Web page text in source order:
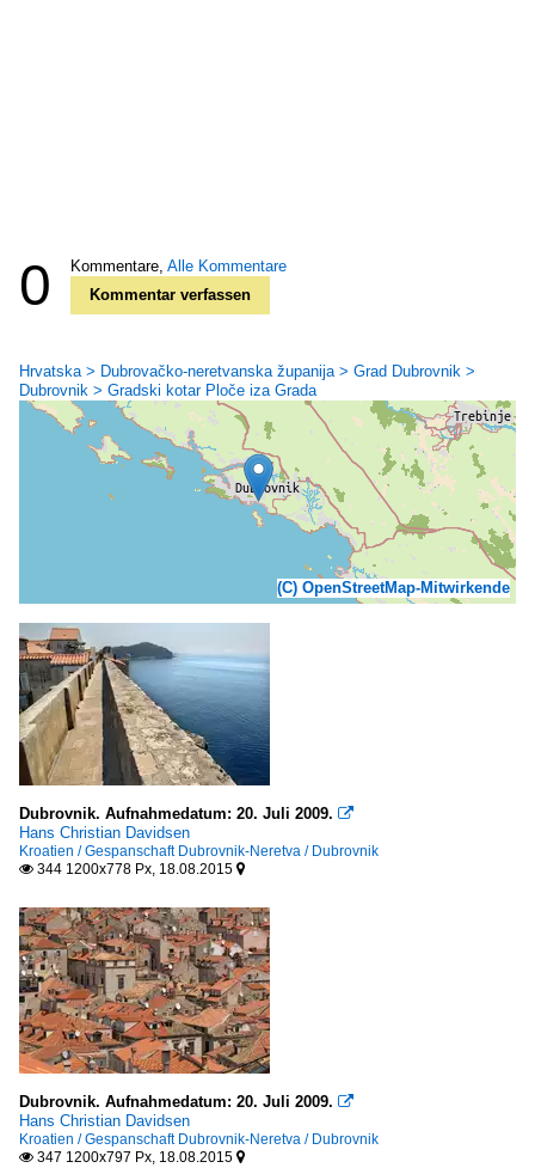
0 Kommentare, Alle Kommentare
Kommentar verfassen
Hrvatska > Dubrovačko-neretvanska županija > Grad Dubrovnik >
Dubrovnik > Gradski kotar Ploče iza Grada
(C) OpenStreetMap-Mitwirkende
Dubrovnik. Aufnahmedatum: 20. Juli 2009. 
Hans Christian Davidsen
Kroatien / Gespanschaft Dubrovnik-Neretva / Dubrovnik
 344 1200x778 Px, 18.08.2015 
Dubrovnik. Aufnahmedatum: 20. Juli 2009. 
Hans Christian Davidsen
Kroatien / Gespanschaft Dubrovnik-Neretva / Dubrovnik
 347 1200x797 Px, 18.08.2015 